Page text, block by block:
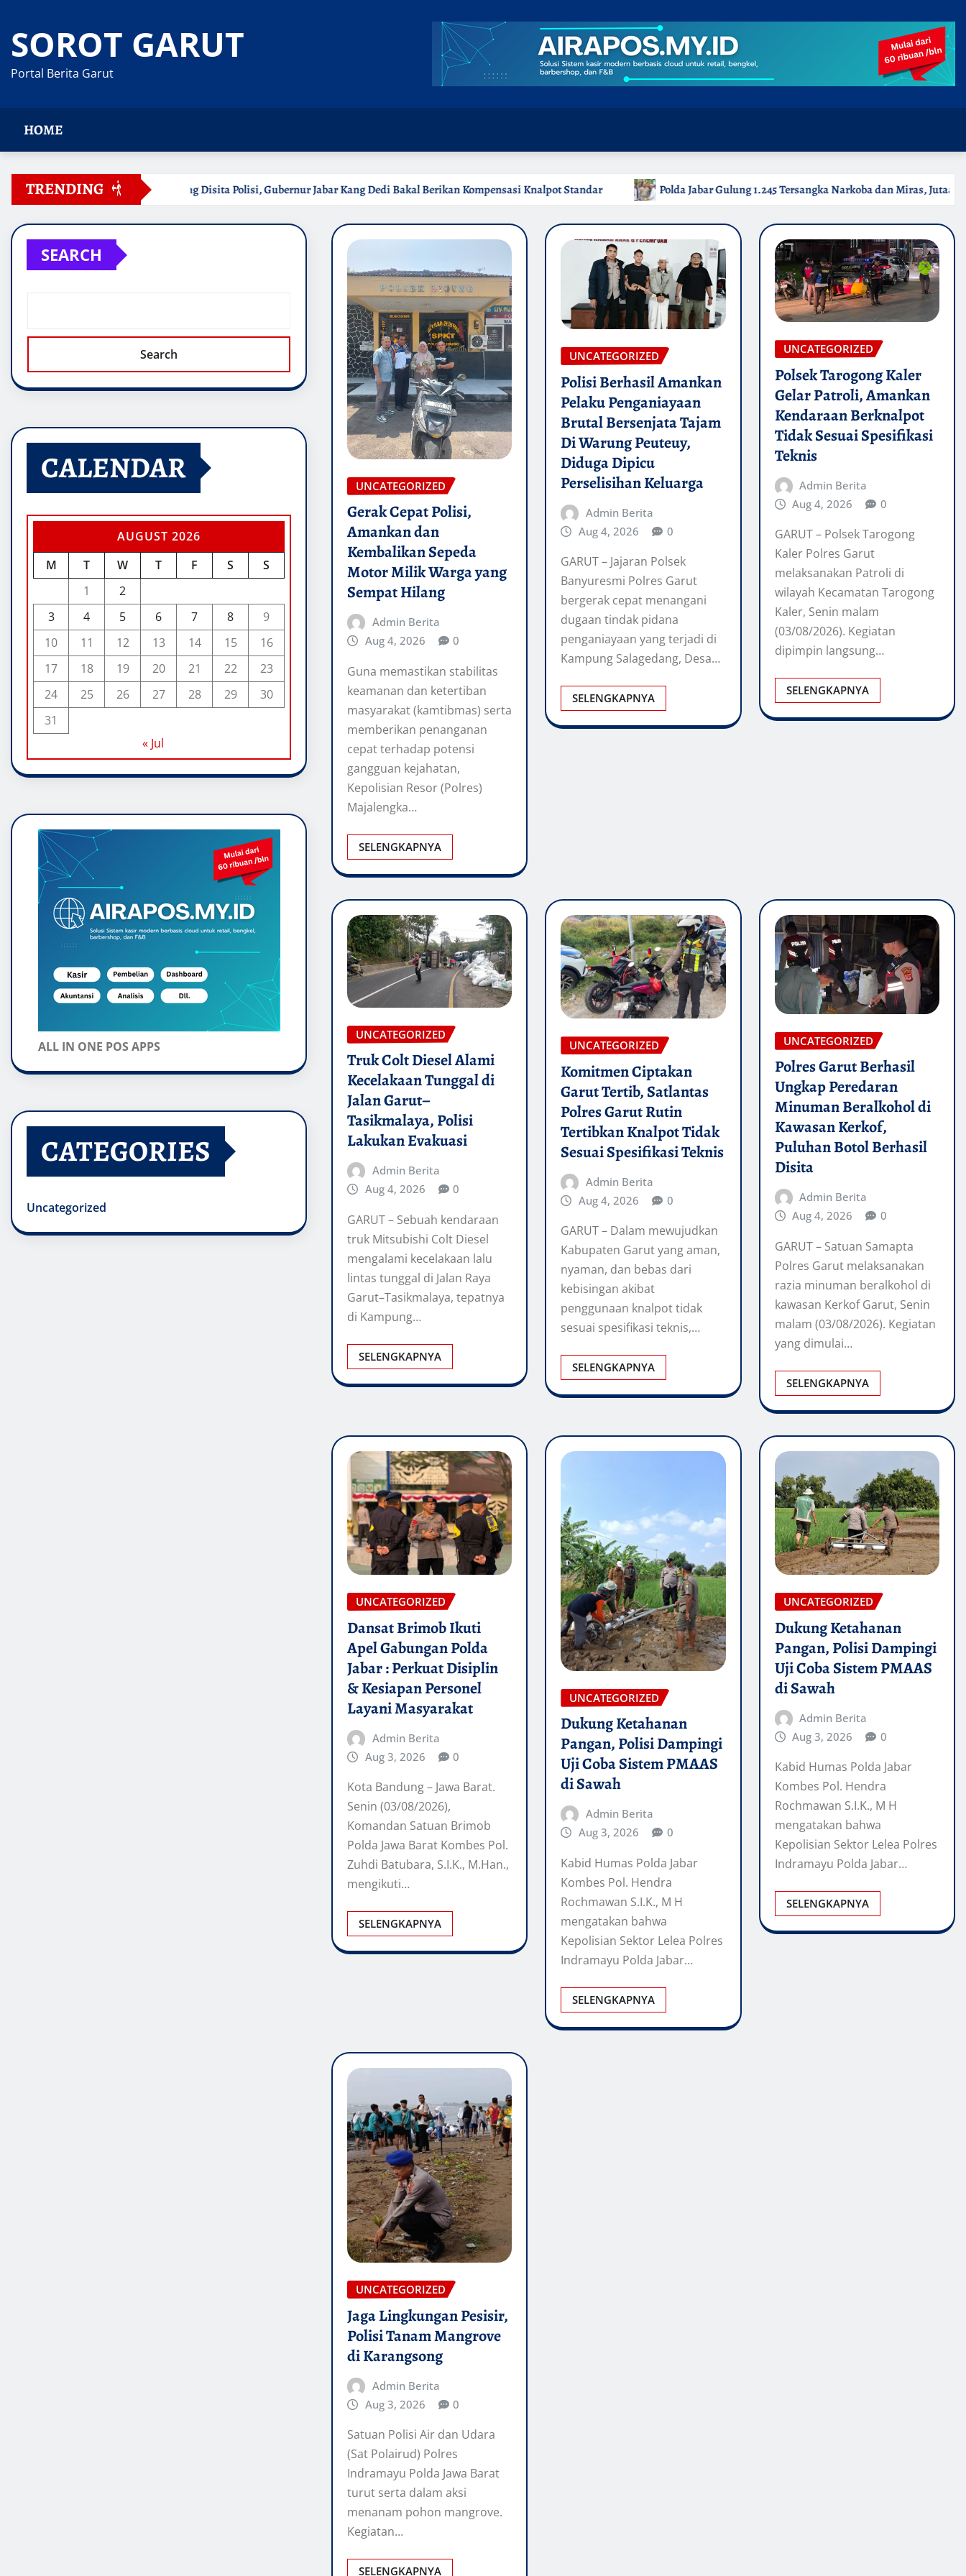
content
SOROT GARUT
Portal Berita Garut
HOME
TRENDING
Brong Disita Polisi, Gubernur Jabar Kang Dedi Bakal Berikan Kompensasi Knalpot Standar Polda Jabar Gulung 1.245 Tersangka Narkoba dan Miras, Jutaan Obat Keras Dimusnahkan
SEARCH
Search
CALENDAR
AUGUST 2026
M
T W T F S
S
1
2
3
4 5 6 7 8
9
10
11 12 13 14 15
16
17
18 19 20 21 22
23
24
25 26 27 28 29
30
31
« Jul
ALL IN ONE POS APPS
CATEGORIES
Uncategorized
UNCATEGORIZED
Gerak Cepat Polisi,
Amankan dan
Kembalikan Sepeda
Motor Milik Warga yang
Sempat Hilang
Admin Berita
Aug 4, 2026
0
Guna memastikan stabilitas
keamanan dan ketertiban
masyarakat (kamtibmas) serta
memberikan penanganan
cepat terhadap potensi
gangguan kejahatan,
Kepolisian Resor (Polres)
Majalengka…
SELENGKAPNYA
UNCATEGORIZED
Polisi Berhasil Amankan
Pelaku Penganiayaan
Brutal Bersenjata Tajam
Di Warung Peuteuy,
Diduga Dipicu
Perselisihan Keluarga
Admin Berita
Aug 4, 2026
0
GARUT – Jajaran Polsek
Banyuresmi Polres Garut
bergerak cepat menangani
dugaan tindak pidana
penganiayaan yang terjadi di
Kampung Salagedang, Desa…
SELENGKAPNYA
UNCATEGORIZED
Polsek Tarogong Kaler
Gelar Patroli, Amankan
Kendaraan Berknalpot
Tidak Sesuai Spesifikasi
Teknis
Admin Berita
Aug 4, 2026
0
GARUT – Polsek Tarogong
Kaler Polres Garut
melaksanakan Patroli di
wilayah Kecamatan Tarogong
Kaler, Senin malam
(03/08/2026). Kegiatan
dipimpin langsung…
SELENGKAPNYA
UNCATEGORIZED
Truk Colt Diesel Alami
Kecelakaan Tunggal di
Jalan Garut–
Tasikmalaya, Polisi
Lakukan Evakuasi
Admin Berita
Aug 4, 2026
0
GARUT – Sebuah kendaraan
truk Mitsubishi Colt Diesel
mengalami kecelakaan lalu
lintas tunggal di Jalan Raya
Garut–Tasikmalaya, tepatnya
di Kampung…
SELENGKAPNYA
UNCATEGORIZED
Komitmen Ciptakan
Garut Tertib, Satlantas
Polres Garut Rutin
Tertibkan Knalpot Tidak
Sesuai Spesifikasi Teknis
Admin Berita
Aug 4, 2026
0
GARUT – Dalam mewujudkan
Kabupaten Garut yang aman,
nyaman, dan bebas dari
kebisingan akibat
penggunaan knalpot tidak
sesuai spesifikasi teknis,…
SELENGKAPNYA
UNCATEGORIZED
Polres Garut Berhasil
Ungkap Peredaran
Minuman Beralkohol di
Kawasan Kerkof,
Puluhan Botol Berhasil
Disita
Admin Berita
Aug 4, 2026
0
GARUT – Satuan Samapta
Polres Garut melaksanakan
razia minuman beralkohol di
kawasan Kerkof Garut, Senin
malam (03/08/2026). Kegiatan
yang dimulai…
SELENGKAPNYA
UNCATEGORIZED
Dansat Brimob Ikuti
Apel Gabungan Polda
Jabar : Perkuat Disiplin
& Kesiapan Personel
Layani Masyarakat
Admin Berita
Aug 3, 2026
0
Kota Bandung – Jawa Barat.
Senin (03/08/2026),
Komandan Satuan Brimob
Polda Jawa Barat Kombes Pol.
Zuhdi Batubara, S.I.K., M.Han.,
mengikuti…
SELENGKAPNYA
UNCATEGORIZED
Dukung Ketahanan
Pangan, Polisi Dampingi
Uji Coba Sistem PMAAS
di Sawah
Admin Berita
Aug 3, 2026
0
Kabid Humas Polda Jabar
Kombes Pol. Hendra
Rochmawan S.I.K., M H
mengatakan bahwa
Kepolisian Sektor Lelea Polres
Indramayu Polda Jabar…
SELENGKAPNYA
UNCATEGORIZED
Dukung Ketahanan
Pangan, Polisi Dampingi
Uji Coba Sistem PMAAS
di Sawah
Admin Berita
Aug 3, 2026
0
Kabid Humas Polda Jabar
Kombes Pol. Hendra
Rochmawan S.I.K., M H
mengatakan bahwa
Kepolisian Sektor Lelea Polres
Indramayu Polda Jabar…
SELENGKAPNYA
UNCATEGORIZED
Jaga Lingkungan Pesisir,
Polisi Tanam Mangrove
di Karangsong
Admin Berita
Aug 3, 2026
0
Satuan Polisi Air dan Udara
(Sat Polairud) Polres
Indramayu Polda Jawa Barat
turut serta dalam aksi
menanam pohon mangrove.
Kegiatan…
SELENGKAPNYA